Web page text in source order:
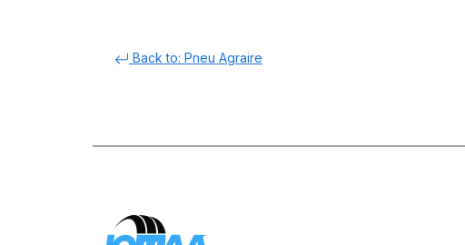
Back to: Pneu Agraire